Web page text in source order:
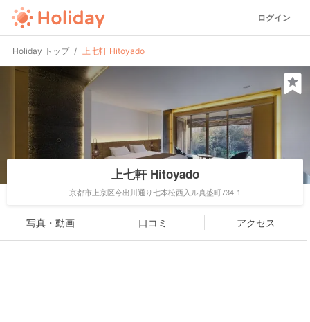
ログイン
Holiday トップ 上七軒 Hitoyado
上七軒 Hitoyado
京都市上京区今出川通り七本松西入ル真盛町734-1
写真・動画 口コミ アクセス